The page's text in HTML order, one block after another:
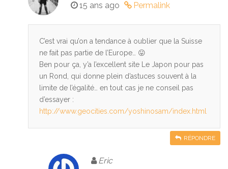
15 ans ago
Permalink
C’est vrai qu’on a tendance à oublier que la Suisse
ne fait pas partie de l’Europe… 😛
Ben pour ça, y’a l’excellent site Le Japon pour pas
un Rond, qui donne plein d’astuces souvent à la
limite de l’égalité… en tout cas je ne conseil pas
d’essayer :
http://www.geocities.com/yoshinosam/index.html
RÉPONDRE
Eric